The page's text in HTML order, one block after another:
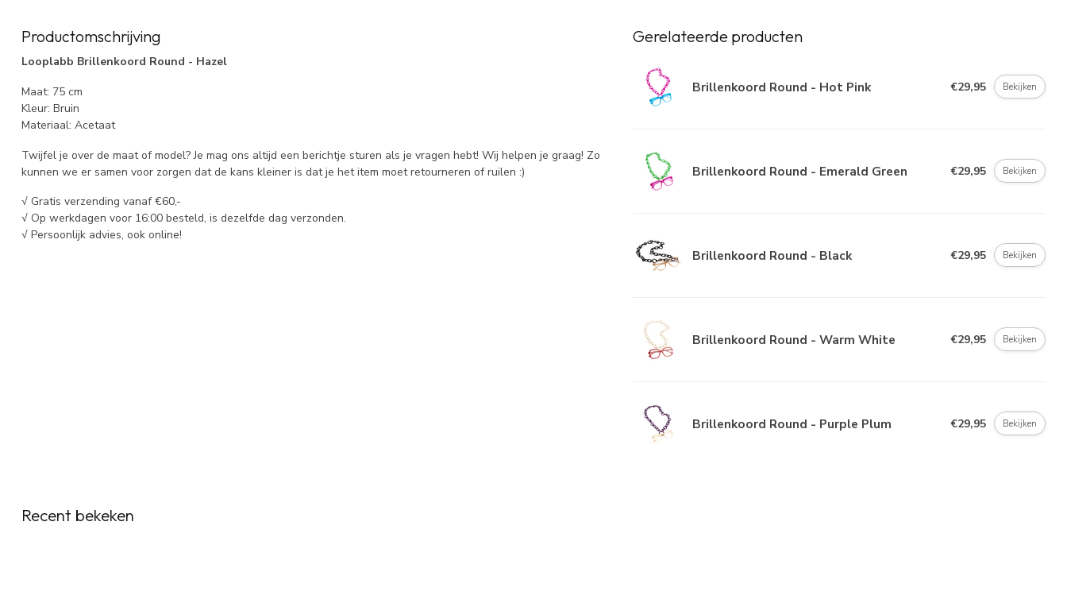
Productomschrijving
Looplabb Brillenkoord Round - Hazel
Maat: 75 cm
Kleur: Bruin
Materiaal: Acetaat
Twijfel je over de maat of model? Je mag ons altijd een berichtje sturen als je vragen hebt! Wij helpen je graag! Zo
kunnen we er samen voor zorgen dat de kans kleiner is dat je het item moet retourneren of ruilen :)
√ Gratis verzending vanaf €60,-
√ Op werkdagen voor 16:00 besteld, is dezelfde dag verzonden.
√ Persoonlijk advies, ook online!
Gerelateerde producten
Brillenkoord Round - Hot Pink €29,95 Bekijken
Brillenkoord Round - Emerald Green €29,95 Bekijken
Brillenkoord Round - Black €29,95 Bekijken
Brillenkoord Round - Warm White €29,95 Bekijken
Brillenkoord Round - Purple Plum €29,95 Bekijken
Recent bekeken